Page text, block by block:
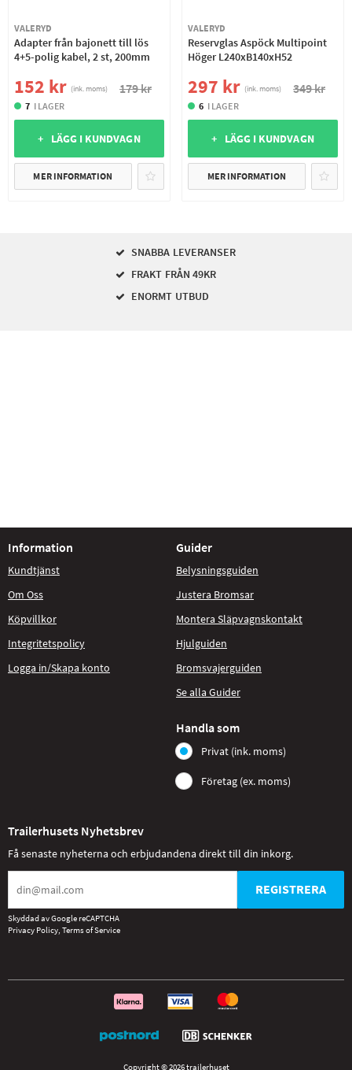
VALERYD
Adapter från bajonett till lös
4+5-polig kabel, 2 st, 200mm
152 kr (ink. moms) 179 kr
7 I LAGER
+ LÄGG I KUNDVAGN
MER INFORMATION
VALERYD
Reservglas Aspöck Multipoint
Höger L240xB140xH52
297 kr (ink. moms) 349 kr
6 I LAGER
+ LÄGG I KUNDVAGN
MER INFORMATION
SNABBA LEVERANSER
FRAKT FRÅN 49KR
ENORMT UTBUD
Information
Kundtjänst
Om Oss
Köpvillkor
Integritetspolicy
Logga in/Skapa konto
Guider
Belysningsguiden
Justera Bromsar
Montera Släpvagnskontakt
Hjulguiden
Bromsvajerguiden
Se alla Guider
Handla som
Privat (ink. moms)
Företag (ex. moms)
Trailerhusets Nyhetsbrev
Få senaste nyheterna och erbjudandena direkt till din inkorg.
REGISTRERA
Skyddad av Google reCAPTCHA
Privacy Policy, Terms of Service
Copyright © 2026 trailerhuset